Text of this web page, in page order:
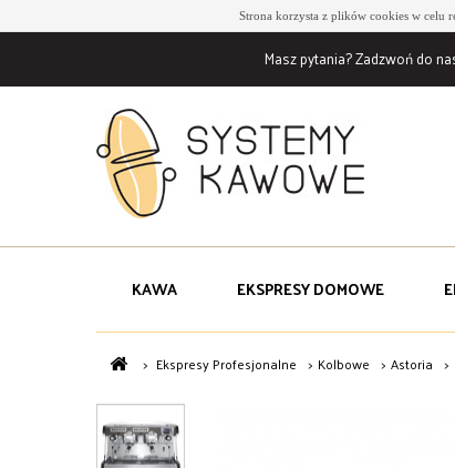
Strona korzysta z plików cookies w celu
Masz pytania? Zadzwoń do
KAWA EKSPRESY DOMOWE
> Ekspresy Profesjonalne > Kolbowe > Astoria >